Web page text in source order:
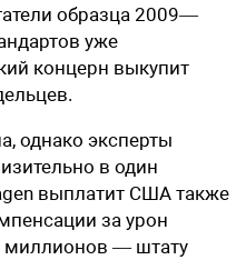
образца 2009—
уже
концерн выкупит
однако эксперты
в один
выплатит США также
за урон
— штату